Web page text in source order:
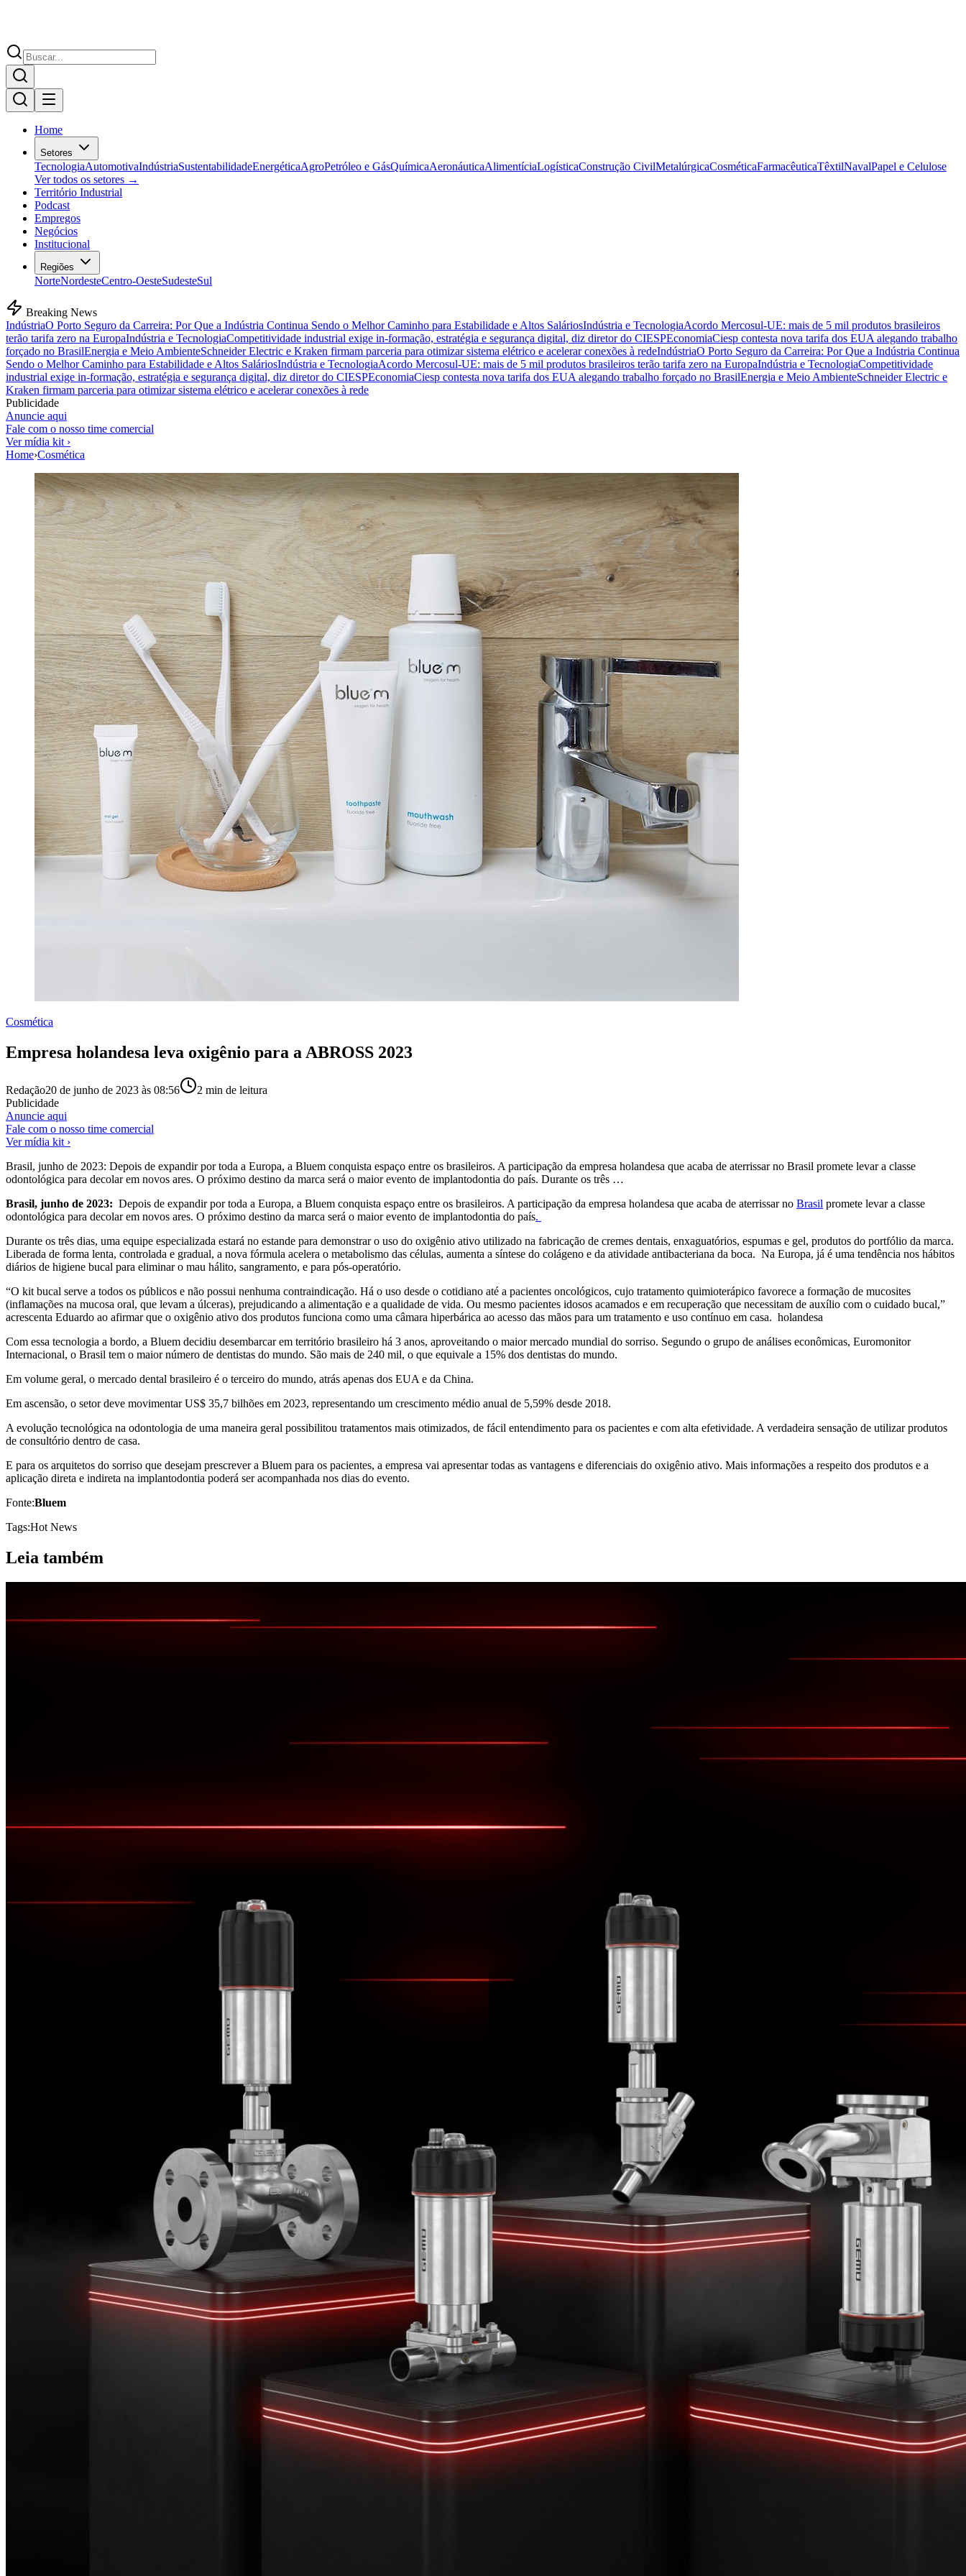
Home
Setores
TecnologiaAutomotivaIndústriaSustentabilidadeEnergéticaAgroPetróleo e GásQuímicaAeronáuticaAlimentíciaLogísticaConstrução CivilMetalúrgicaCosméticaFarmacêuticaTêxtilNavalPapel e Celulose
Ver todos os setores →
Território Industrial
Podcast
Empregos
Negócios
Institucional
Regiões
NorteNordesteCentro-OesteSudesteSul
Breaking News
IndústriaO Porto Seguro da Carreira: Por Que a Indústria Continua Sendo o Melhor Caminho para Estabilidade e Altos SaláriosIndústria e TecnologiaAcordo Mercosul-UE: mais de 5 mil produtos brasileiros
terão tarifa zero na EuropaIndústria e TecnologiaCompetitividade industrial exige in-formação, estratégia e segurança digital, diz diretor do CIESPEconomiaCiesp contesta nova tarifa dos EUA alegando trabalho
forçado no BrasilEnergia e Meio AmbienteSchneider Electric e Kraken firmam parceria para otimizar sistema elétrico e acelerar conexões à redeIndústriaO Porto Seguro da Carreira: Por Que a Indústria Continua
Sendo o Melhor Caminho para Estabilidade e Altos SaláriosIndústria e TecnologiaAcordo Mercosul-UE: mais de 5 mil produtos brasileiros terão tarifa zero na EuropaIndústria e TecnologiaCompetitividade
industrial exige in-formação, estratégia e segurança digital, diz diretor do CIESPEconomiaCiesp contesta nova tarifa dos EUA alegando trabalho forçado no BrasilEnergia e Meio AmbienteSchneider Electric e
Kraken firmam parceria para otimizar sistema elétrico e acelerar conexões à rede
Publicidade
Anuncie aqui
Fale com o nosso time comercial
Ver mídia kit ›
Home›Cosmética
Cosmética
Empresa holandesa leva oxigênio para a ABROSS 2023
Redação20 de junho de 2023 às 08:56 2 min de leitura
Publicidade
Anuncie aqui
Fale com o nosso time comercial
Ver mídia kit ›
Brasil, junho de 2023: Depois de expandir por toda a Europa, a Bluem conquista espaço entre os brasileiros. A participação da empresa holandesa que acaba de aterrissar no Brasil promete levar a classe
odontológica para decolar em novos ares. O próximo destino da marca será o maior evento de implantodontia do país. Durante os três …
Brasil, junho de 2023: Depois de expandir por toda a Europa, a Bluem conquista espaço entre os brasileiros. A participação da empresa holandesa que acaba de aterrissar no Brasil promete levar a classe
odontológica para decolar em novos ares. O próximo destino da marca será o maior evento de implantodontia do país.
Durante os três dias, uma equipe especializada estará no estande para demonstrar o uso do oxigênio ativo utilizado na fabricação de cremes dentais, enxaguatórios, espumas e gel, produtos do portfólio da marca.
Liberada de forma lenta, controlada e gradual, a nova fórmula acelera o metabolismo das células, aumenta a síntese do colágeno e da atividade antibacteriana da boca. Na Europa, já é uma tendência nos hábitos
diários de higiene bucal para eliminar o mau hálito, sangramento, e para pós-operatório.
“O kit bucal serve a todos os públicos e não possui nenhuma contraindicação. Há o uso desde o cotidiano até a pacientes oncológicos, cujo tratamento quimioterápico favorece a formação de mucosites
(inflamações na mucosa oral, que levam a úlceras), prejudicando a alimentação e a qualidade de vida. Ou mesmo pacientes idosos acamados e em recuperação que necessitam de auxílio com o cuidado bucal,”
acrescenta Eduardo ao afirmar que o oxigênio ativo dos produtos funciona como uma câmara hiperbárica ao acesso das mãos para um tratamento e uso contínuo em casa. holandesa
Com essa tecnologia a bordo, a Bluem decidiu desembarcar em território brasileiro há 3 anos, aproveitando o maior mercado mundial do sorriso. Segundo o grupo de análises econômicas, Euromonitor
Internacional, o Brasil tem o maior número de dentistas do mundo. São mais de 240 mil, o que equivale a 15% dos dentistas do mundo.
Em volume geral, o mercado dental brasileiro é o terceiro do mundo, atrás apenas dos EUA e da China.
Em ascensão, o setor deve movimentar US$ 35,7 bilhões em 2023, representando um crescimento médio anual de 5,59% desde 2018.
A evolução tecnológica na odontologia de uma maneira geral possibilitou tratamentos mais otimizados, de fácil entendimento para os pacientes e com alta efetividade. A verdadeira sensação de utilizar produtos
de consultório dentro de casa.
E para os arquitetos do sorriso que desejam prescrever a Bluem para os pacientes, a empresa vai apresentar todas as vantagens e diferenciais do oxigênio ativo. Mais informações a respeito dos produtos e a
aplicação direta e indireta na implantodontia poderá ser acompanhada nos dias do evento.
Fonte:Bluem
Tags:Hot News
Leia também